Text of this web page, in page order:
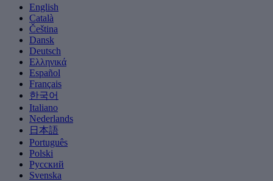
English
Català
Čeština
Dansk
Deutsch
Ελληνικά
Español
Français
한국어
Italiano
Nederlands
日本語
Português
Polski
Русский
Svenska